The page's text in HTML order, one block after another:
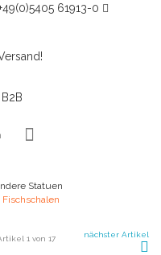
61913-0
Statuen
Fischschalen
1 von 17 nächster Artikel